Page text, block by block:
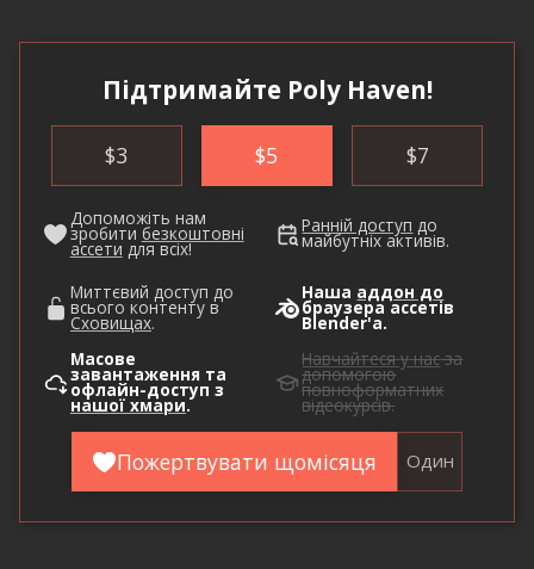
Підтримайте Poly Haven!
$3 $5 $7
Допоможіть нам
зробити безкоштовні
ассети для всіх!
Ранній доступ до
майбутніх активів.
Миттєвий доступ до
всього контенту в
Сховищах.
Наша аддон до
браузера ассетів
Blender'а.
Масове
завантаження та
офлайн-доступ з
нашої хмари.
Навчайтеся у насза
допомогою
повноформатних
відеокурсів.
Пожертвувати щомісяця Один